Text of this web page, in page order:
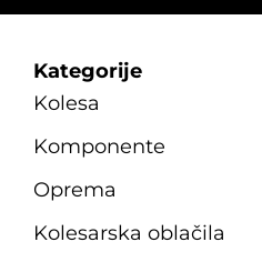
Kategorije
Kolesa
Komponente
Oprema
Kolesarska oblačila